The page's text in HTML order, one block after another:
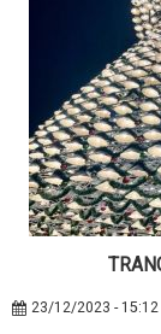
23/12/2023 - 15:12